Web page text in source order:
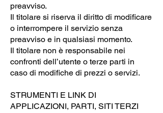
preavviso.
Il titolare si riserva il diritto di modificare
o interrompere il servizio senza
preavviso e in qualsiasi momento.
Il titolare non è responsabile nei
confronti dell’utente o terze parti in
caso di modifiche di prezzi o servizi.
STRUMENTI E LINK DI
APPLICAZIONI, PARTI, SITI TERZI